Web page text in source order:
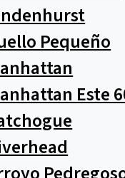
Pequeño
Este